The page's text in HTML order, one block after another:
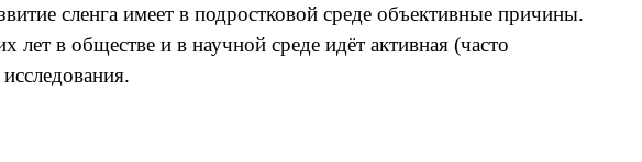
сленга имеет в подростковой среде объективные причины.
в обществе и в научной среде идёт активная (часто